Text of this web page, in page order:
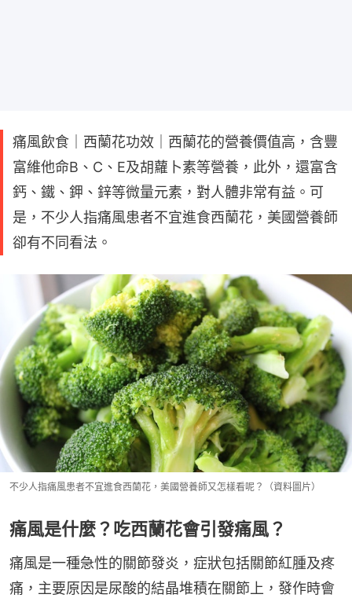
痛風飲食｜西蘭花功效｜西蘭花的營養價值高，含豐
富維他命B、C、E及胡蘿卜素等營養，此外，還富含
鈣、鐵、鉀、鋅等微量元素，對人體非常有益。可
是，不少人指痛風患者不宜進食西蘭花，美國營養師
卻有不同看法。
不少人指痛風患者不宜進食西蘭花，美國營養師又怎樣看呢？（資料圖片）
痛風是什麼？吃西蘭花會引發痛風？
痛風是一種急性的關節發炎，症狀包括關節紅腫及疼
痛，主要原因是尿酸的結晶堆積在關節上，發作時會